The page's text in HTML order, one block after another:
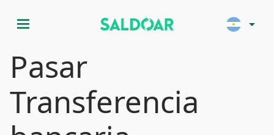
menu arrow_drop_down
Pasar
Transferencia